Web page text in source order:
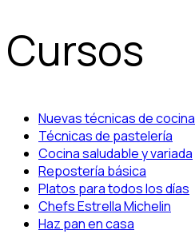
Cursos
Nuevas técnicas de cocina
Técnicas de pastelería
Cocina saludable y variada
Repostería básica
Platos para todos los días
Chefs Estrella Michelin
Haz pan en casa